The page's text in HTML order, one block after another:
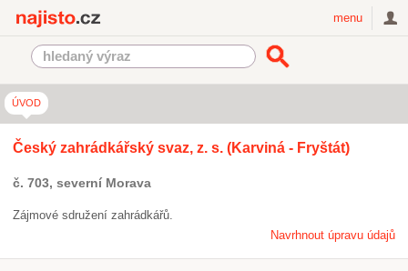
menu
ÚVOD
Český zahrádkářský svaz, z. s. (Karviná - Fryštát)
č. 703, severní Morava
Zájmové sdružení zahrádkářů.
Navrhnout úpravu údajů